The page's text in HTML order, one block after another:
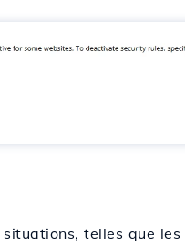
telles que